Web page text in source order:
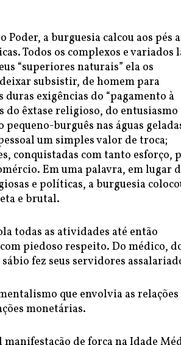
a burguesia calcou aos pés
Todos os complexos e variados
“superiores naturais” ela os
subsistir, de homem para
exigências do “pagamento à
do êxtase religioso, do entusiasmo
burguês nas águas
um simples valor de troca;
conquistadas com tanto esforço,
Em uma palavra, em lugar
e políticas, a burguesia
e brutal.
todas as atividades até então
piedoso respeito. Do médico,
fez seus servidores
que envolvia as relações
monetárias.